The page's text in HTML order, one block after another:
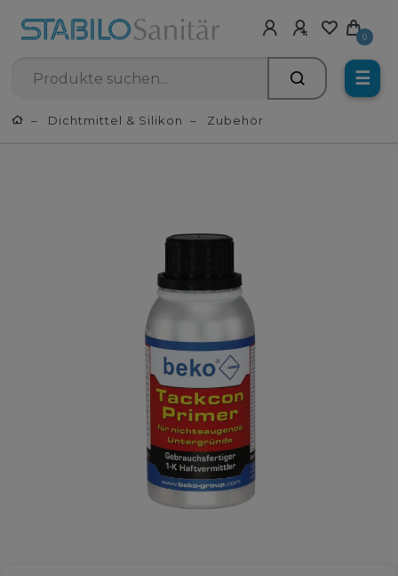
0
☰
Dichtmittel & Silikon Zubehör